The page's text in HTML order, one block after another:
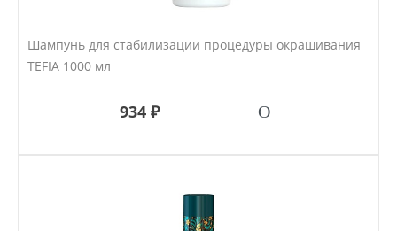
Шампунь для стабилизации процедуры окрашивания
TEFIA 1000 мл
934 ₽